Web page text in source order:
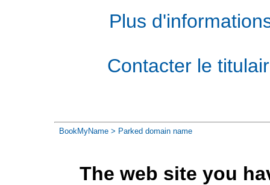
Plus
Contacter le
BookMyName > Parked domain name
The web site you